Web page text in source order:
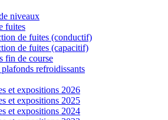
niveaux
fuites
de fuites (conductif)
de fuites (capacitif)
fin de course
refroidissants
et expositions 2026
et expositions 2025
et expositions 2024